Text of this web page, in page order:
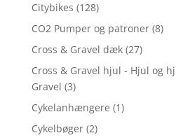
Citybikes (128)
CO2 Pumper og patroner (8)
Cross & Gravel dæk (27)
Cross & Gravel hjul - Hjul og
Gravel (3)
Cykelanhængere (1)
Cykelbøger (2)